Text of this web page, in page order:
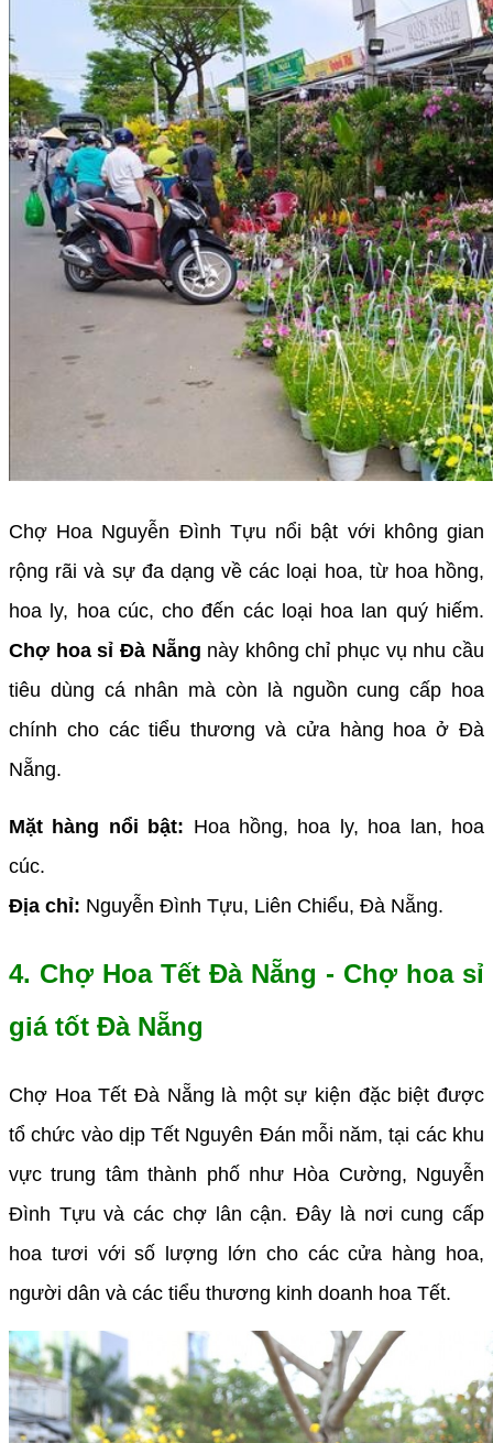
Chợ Hoa Nguyễn Đình Tựu nổi bật với không gian
rộng rãi và sự đa dạng về các loại hoa, từ hoa hồng,
hoa ly, hoa cúc, cho đến các loại hoa lan quý hiếm.
Chợ hoa sỉ Đà Nẵng này không chỉ phục vụ nhu cầu
tiêu dùng cá nhân mà còn là nguồn cung cấp hoa
chính cho các tiểu thương và cửa hàng hoa ở Đà
Nẵng.
Mặt hàng nổi bật: Hoa hồng, hoa ly, hoa lan, hoa
cúc.
Địa chỉ: Nguyễn Đình Tựu, Liên Chiểu, Đà Nẵng.
4. Chợ Hoa Tết Đà Nẵng - Chợ hoa sỉ
giá tốt Đà Nẵng
Chợ Hoa Tết Đà Nẵng là một sự kiện đặc biệt được
tổ chức vào dịp Tết Nguyên Đán mỗi năm, tại các khu
vực trung tâm thành phố như Hòa Cường, Nguyễn
Đình Tựu và các chợ lân cận. Đây là nơi cung cấp
hoa tươi với số lượng lớn cho các cửa hàng hoa,
người dân và các tiểu thương kinh doanh hoa Tết.